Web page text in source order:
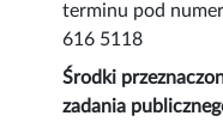
terminu pod
616 5118
Środki
zadania